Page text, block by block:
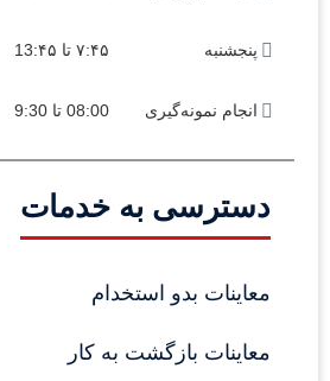
پنجشنبه ۷:۴۵ تا 13:۴۵
انجام نمونه‌گیری 08:00 تا 9:30
دسترسی به خدمات
معاینات بدو استخدام
معاینات بازگشت به کار